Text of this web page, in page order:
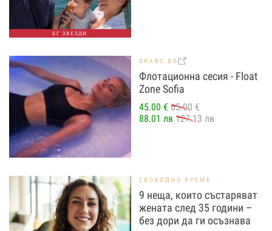
БГ ЗВЕЗДИ
GRABO.BG
Флотационна сесия - Float
Zone Sofia
45.00 € 65.00 €
88.01 лв 127.13 лв
СВОБОДНО ВРЕМЕ
9 неща, които състаряват
жената след 35 години –
без дори да ги осъзнава